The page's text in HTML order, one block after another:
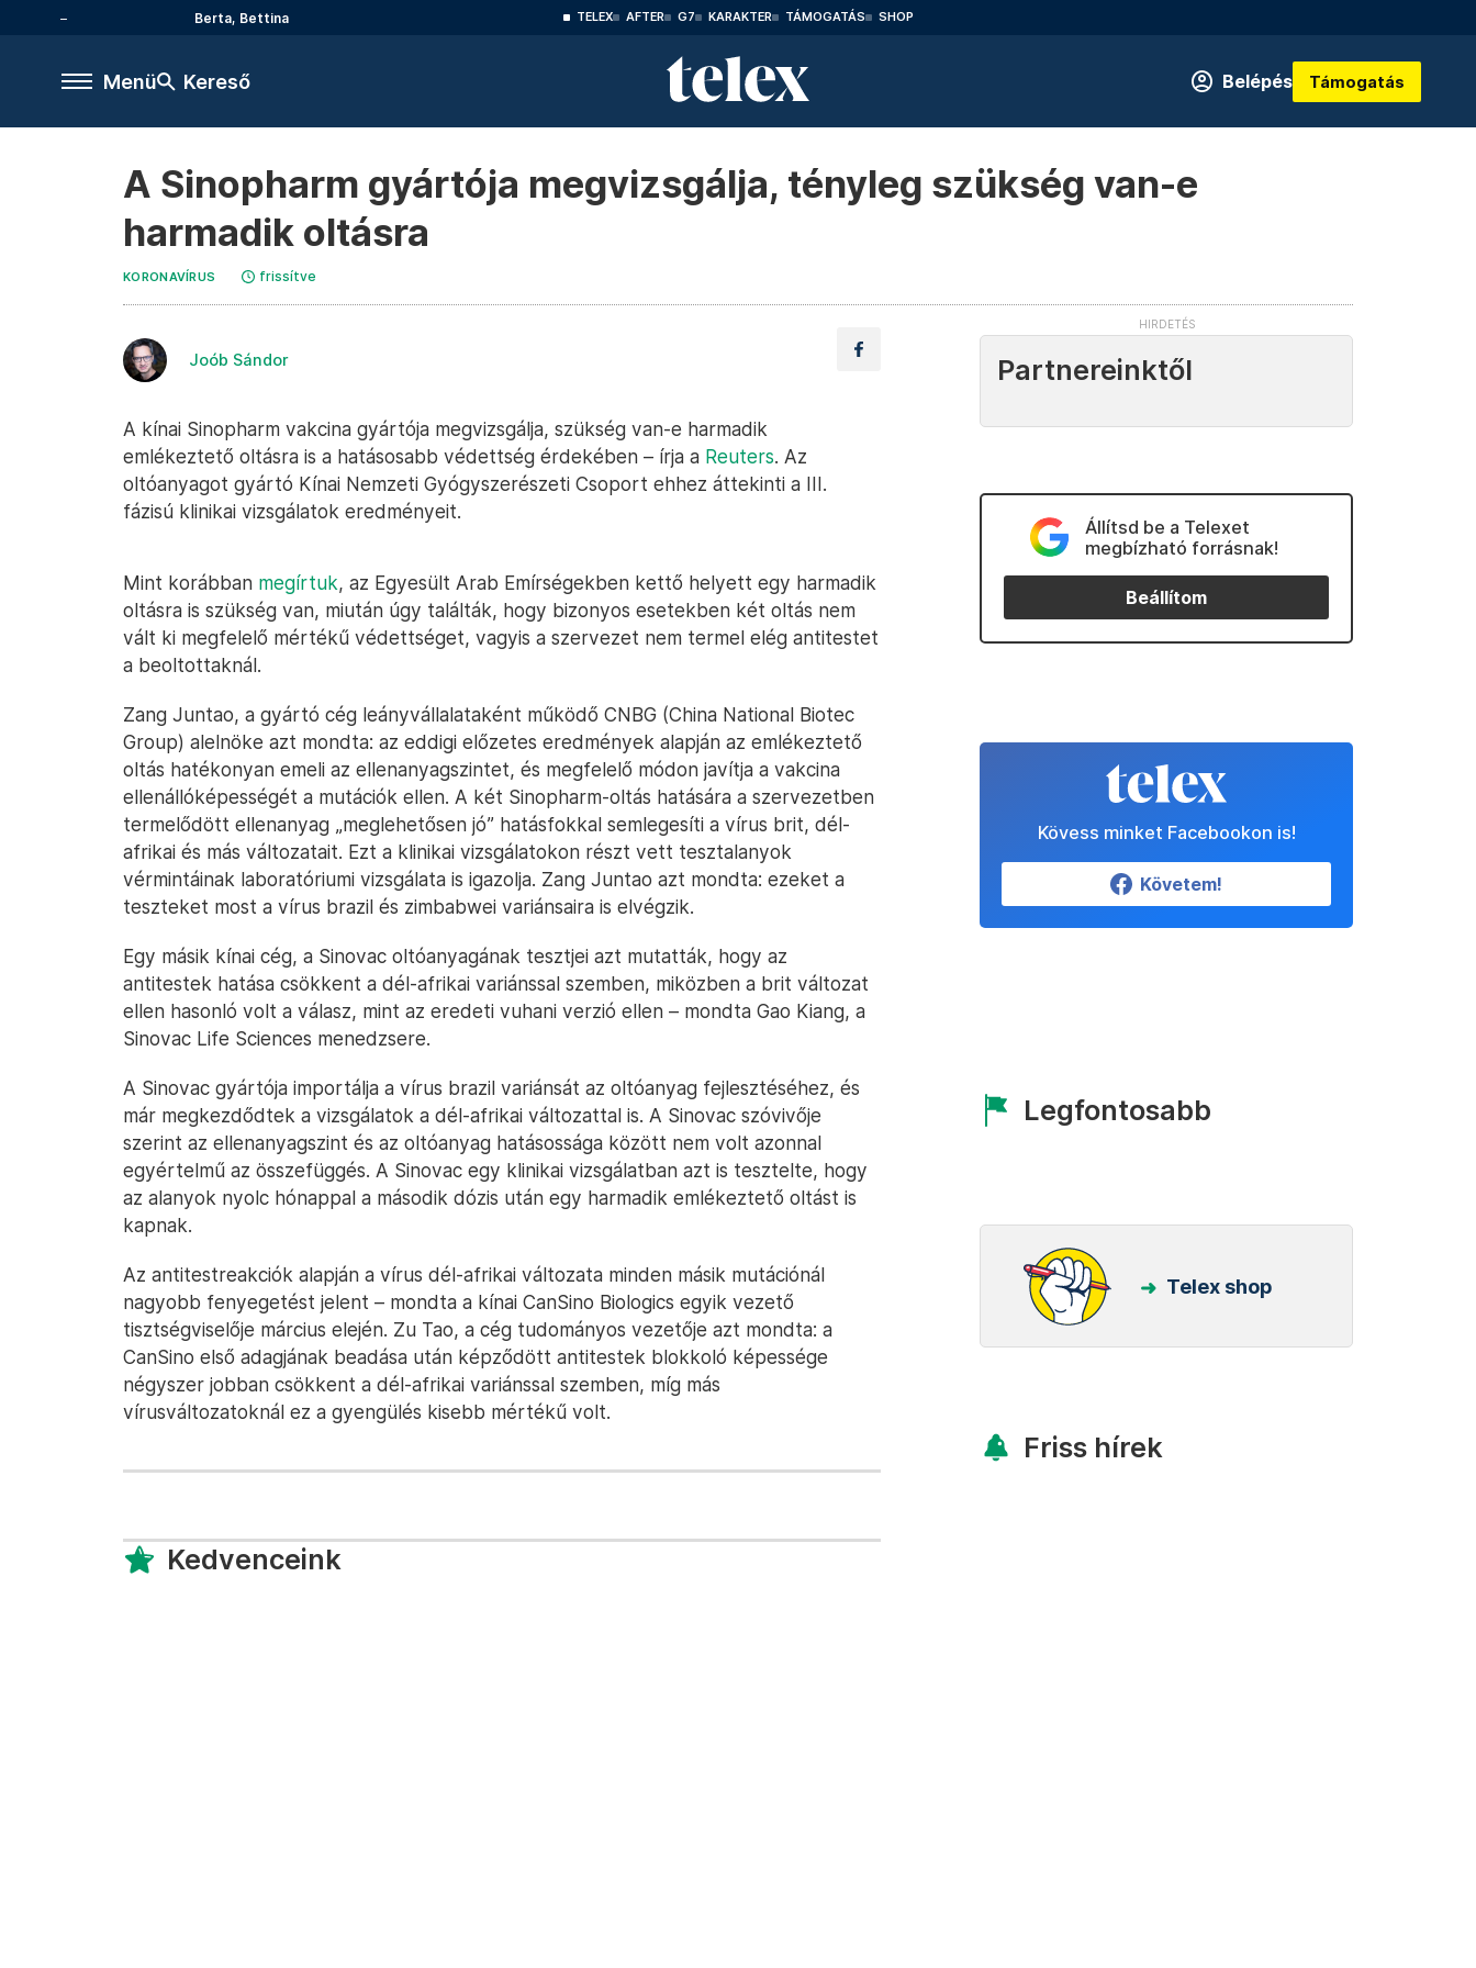
Berta, Bettina TELEX AFTER G7 KARAKTER TÁMOGATÁS SHOP
Menü Kereső Belépés Támogatás
A Sinopharm gyártója megvizsgálja, tényleg szükség van-e
harmadik oltásra
KORONAVÍRUS frissítve
Joób Sándor
A kínai Sinopharm vakcina gyártója megvizsgálja, szükség van-e harmadik
emlékeztető oltásra is a hatásosabb védettség érdekében – írja a Reuters. Az
oltóanyagot gyártó Kínai Nemzeti Gyógyszerészeti Csoport ehhez áttekinti a III.
fázisú klinikai vizsgálatok eredményeit.
Mint korábban megírtuk, az Egyesült Arab Emírségekben kettő helyett egy harmadik
oltásra is szükség van, miután úgy találták, hogy bizonyos esetekben két oltás nem
vált ki megfelelő mértékű védettséget, vagyis a szervezet nem termel elég antitestet
a beoltottaknál.
Zang Juntao, a gyártó cég leányvállalataként működő CNBG (China National Biotec
Group) alelnöke azt mondta: az eddigi előzetes eredmények alapján az emlékeztető
oltás hatékonyan emeli az ellenanyagszintet, és megfelelő módon javítja a vakcina
ellenállóképességét a mutációk ellen. A két Sinopharm-oltás hatására a szervezetben
termelődött ellenanyag „meglehetősen jó” hatásfokkal semlegesíti a vírus brit, dél-
afrikai és más változatait. Ezt a klinikai vizsgálatokon részt vett tesztalanyok
vérmintáinak laboratóriumi vizsgálata is igazolja. Zang Juntao azt mondta: ezeket a
teszteket most a vírus brazil és zimbabwei variánsaira is elvégzik.
Egy másik kínai cég, a Sinovac oltóanyagának tesztjei azt mutatták, hogy az
antitestek hatása csökkent a dél-afrikai variánssal szemben, miközben a brit változat
ellen hasonló volt a válasz, mint az eredeti vuhani verzió ellen – mondta Gao Kiang, a
Sinovac Life Sciences menedzsere.
A Sinovac gyártója importálja a vírus brazil variánsát az oltóanyag fejlesztéséhez, és
már megkezdődtek a vizsgálatok a dél-afrikai változattal is. A Sinovac szóvivője
szerint az ellenanyagszint és az oltóanyag hatásossága között nem volt azonnal
egyértelmű az összefüggés. A Sinovac egy klinikai vizsgálatban azt is tesztelte, hogy
az alanyok nyolc hónappal a második dózis után egy harmadik emlékeztető oltást is
kapnak.
Az antitestreakciók alapján a vírus dél-afrikai változata minden másik mutációnál
nagyobb fenyegetést jelent – mondta a kínai CanSino Biologics egyik vezető
tisztségviselője március elején. Zu Tao, a cég tudományos vezetője azt mondta: a
CanSino első adagjának beadása után képződött antitestek blokkoló képessége
négyszer jobban csökkent a dél-afrikai variánssal szemben, míg más
vírusváltozatoknál ez a gyengülés kisebb mértékű volt.
Kedvenceink
Partnereinktől
Állítsd be a Telexet
megbízható forrásnak!
Beállítom
Kövess minket Facebookon is!
Követem!
Legfontosabb
Telex shop
Friss hírek